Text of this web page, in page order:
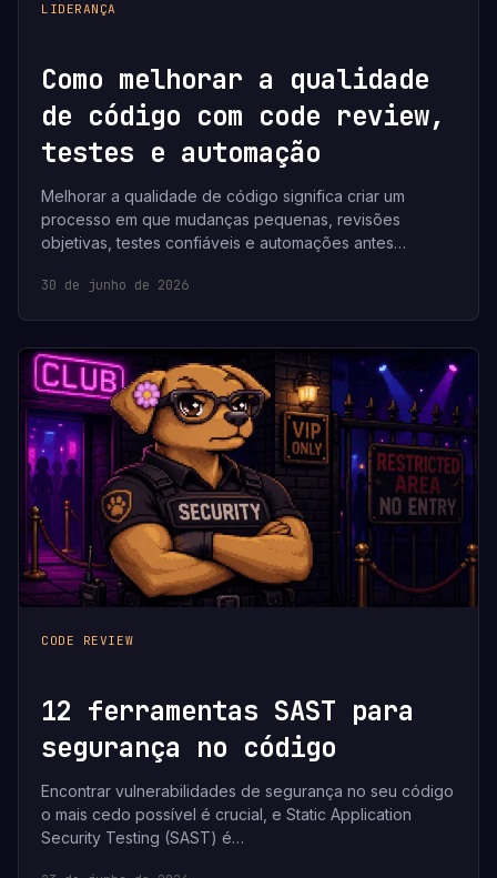
LIDERANÇA
Como melhorar a qualidade
de código com code review,
testes e automação
Melhorar a qualidade de código significa criar um
processo em que mudanças pequenas, revisões
objetivas, testes confiáveis e automações antes…
30 de junho de 2026
CODE REVIEW
12 ferramentas SAST para
segurança no código
Encontrar vulnerabilidades de segurança no seu código
o mais cedo possível é crucial, e Static Application
Security Testing (SAST) é…